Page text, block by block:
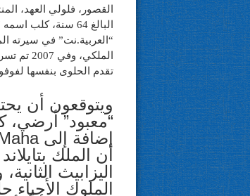
البالغ 64 سنة،
“العربية.نت” في سيرته
تقدم الحلوى بنفسها
ويتوقعون أن
“معبود” أرضي،
أن الملك
اليزابيث
الملوك